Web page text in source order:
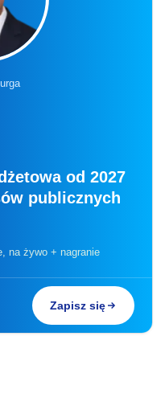
od 2027
publicznych
na żywo + nagranie
Zapisz się